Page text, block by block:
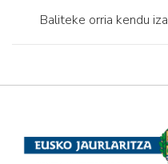
Baliteke orria kendu